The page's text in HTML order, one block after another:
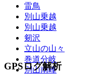
雷鳥
別山乗越
別山乗越
剱沢
立山の山々
巻道分岐
別山南峰
GPSログ解析